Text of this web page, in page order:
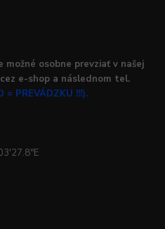
možné osobne prevziať v našej
e-shop a následnom tel.
= PREVÁDZKU !!!).